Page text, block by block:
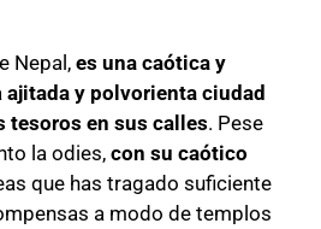
Nepal, es una caótica y
ajitada y polvorienta ciudad
tesoros en sus calles. Pese
la odies, con su caótico
que has tragado suficiente
a modo de templos